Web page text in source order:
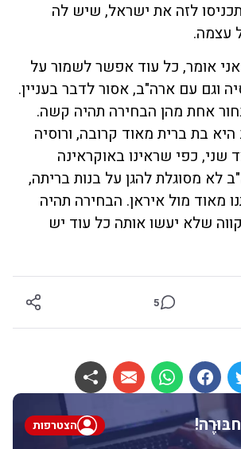
לזה את ישראל, שיש לה
עצמה.
אומר, כל עוד אפשר לשמור על
וגם עם ארה"ב, אסור לדבר בעניין.
אחת מהן הבחירה תהיה קשה.
בת ברית מאוד קרובה, ורוסיה
שני, כפי שראינו באוקראינה
לא מסוגלת להגן על בנות בריתה,
מאוד מול איראן. הבחירה תהיה
שלא יעשו אותה כל עוד יש
5
הצטרפות